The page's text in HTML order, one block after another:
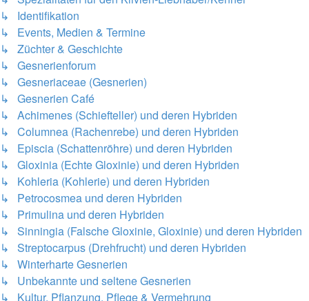
↳ Identifikation
↳ Events, Medien & Termine
↳ Züchter & Geschichte
↳ Gesnerienforum
↳ Gesneriaceae (Gesnerien)
↳ Gesnerien Café
↳ Achimenes (Schiefteller) und deren Hybriden
↳ Columnea (Rachenrebe) und deren Hybriden
↳ Episcia (Schattenröhre) und deren Hybriden
↳ Gloxinia (Echte Gloxinie) und deren Hybriden
↳ Kohleria (Kohlerie) und deren Hybriden
↳ Petrocosmea und deren Hybriden
↳ Primulina und deren Hybriden
↳ Sinningia (Falsche Gloxinie, Gloxinie) und deren Hybriden
↳ Streptocarpus (Drehfrucht) und deren Hybriden
↳ Winterharte Gesnerien
↳ Unbekannte und seltene Gesnerien
↳ Kultur, Pflanzung, Pflege & Vermehrung